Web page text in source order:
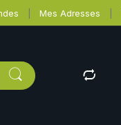
Mes Adresses